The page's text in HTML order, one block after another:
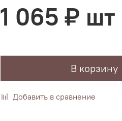
1 065 ₽ шт
В корзину
Добавить в сравнение